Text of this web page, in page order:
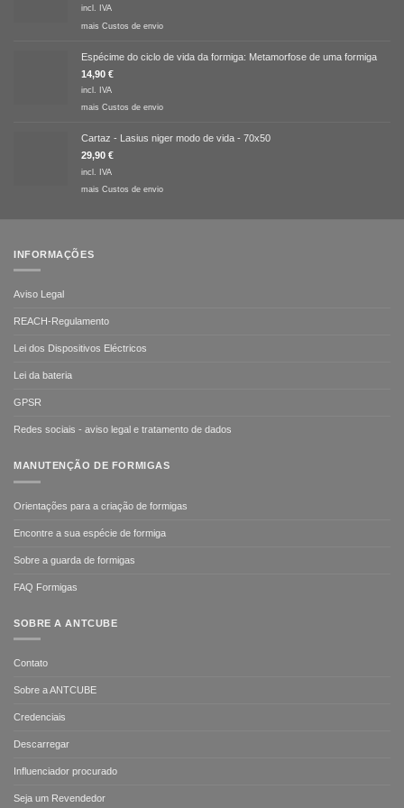
incl. IVA
mais Custos de envio
Espécime do ciclo de vida da formiga: Metamorfose de uma formiga
14,90 €
incl. IVA
mais Custos de envio
Cartaz - Lasius niger modo de vida - 70x50
29,90 €
incl. IVA
mais Custos de envio
INFORMAÇÕES
Aviso Legal
REACH-Regulamento
Lei dos Dispositivos Eléctricos
Lei da bateria
GPSR
Redes sociais - aviso legal e tratamento de dados
MANUTENÇÃO DE FORMIGAS
Orientações para a criação de formigas
Encontre a sua espécie de formiga
Sobre a guarda de formigas
FAQ Formigas
SOBRE A ANTCUBE
Contato
Sobre a ANTCUBE
Credenciais
Descarregar
Influenciador procurado
Seja um Revendedor